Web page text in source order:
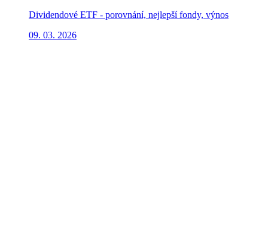
Dividendové ETF - porovnání, nejlepší fondy, výnos
09. 03. 2026